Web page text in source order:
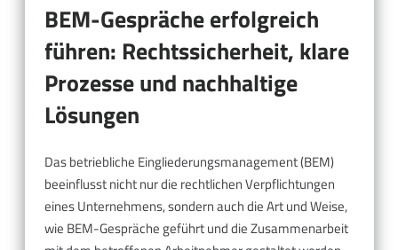
BEM-Gespräche erfolgreich
führen: Rechtssicherheit, klare
Prozesse und nachhaltige
Lösungen
Das betriebliche Eingliederungsmanagement (BEM)
beeinflusst nicht nur die rechtlichen Verpflichtungen
eines Unternehmens, sondern auch die Art und Weise,
wie BEM-Gespräche geführt und die Zusammenarbeit